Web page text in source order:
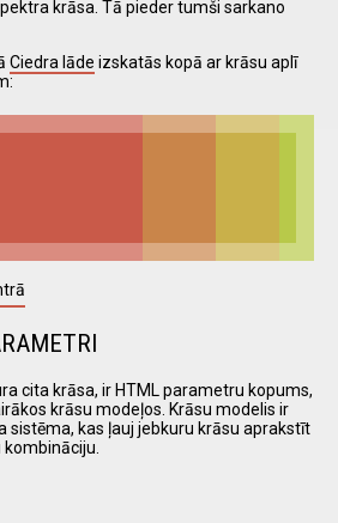
krāsa. Tā pieder tumši sarkano
Ciedra lāde izskatās kopā ar krāsu aplī
cita krāsa, ir HTML parametru kopums,
krāsu modeļos. Krāsu modelis ir
kas ļauj jebkuru krāsu aprakstīt